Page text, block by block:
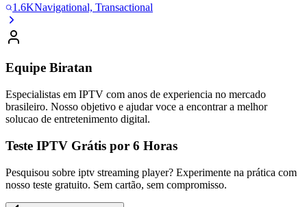
1.6KNavigational, Transactional
Equipe Biratan
Especialistas em IPTV com anos de experiencia no mercado
brasileiro. Nosso objetivo e ajudar voce a encontrar a melhor
solucao de entretenimento digital.
Teste IPTV Grátis por 6 Horas
Pesquisou sobre iptv streaming player? Experimente na prática com
nosso teste gratuito. Sem cartão, sem compromisso.